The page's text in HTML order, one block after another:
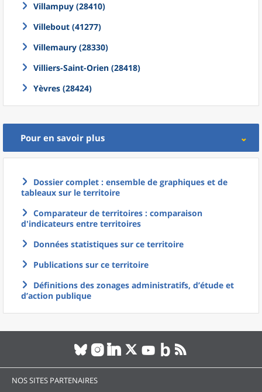
Villampuy (28410)
Villebout (41277)
Villemaury (28330)
Villiers-Saint-Orien (28418)
Yèvres (28424)
Pour en savoir plus
Dossier complet : ensemble de graphiques et de
tableaux sur le territoire
Comparateur de territoires : comparaison
d'indicateurs entre territoires
Données statistiques sur ce territoire
Publications sur ce territoire
Définitions des zonages administratifs, d’étude et
d’action publique
NOS SITES PARTENAIRES